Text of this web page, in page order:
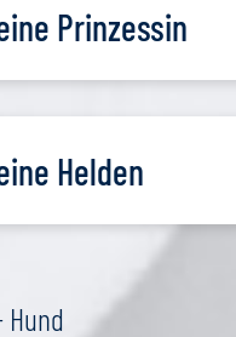
Prinzessin
Helden
Hund